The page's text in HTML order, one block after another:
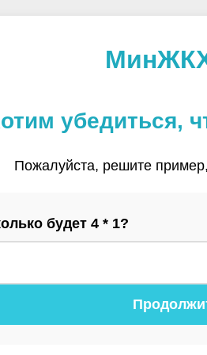
убедиться,
Пожалуйста, решите
будет 4 * 1?